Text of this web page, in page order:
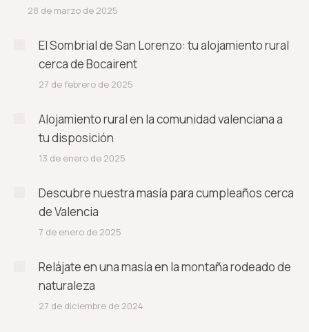
28 de marzo de 2025
El Sombrial de San Lorenzo: tu alojamiento rural
cerca de Bocairent
27 de febrero de 2025
Alojamiento rural en la comunidad valenciana a
tu disposición
13 de enero de 2025
Descubre nuestra masía para cumpleaños cerca
de Valencia
7 de enero de 2025
Relájate en una masía en la montaña rodeado de
naturaleza
27 de diciembre de 2024